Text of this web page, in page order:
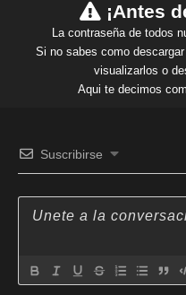
¡Antes
La contraseña de todos
Si no sabes como
visualizarlos o
Aqui te decimos
Suscribirse